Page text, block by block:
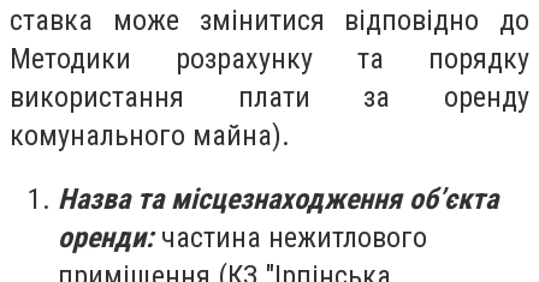
ставка може змінитися відповідно до
Методики розрахунку та порядку
використання плати за оренду
комунального майна).
Назва та місцезнаходження об’єкта
оренди:частина нежитлового